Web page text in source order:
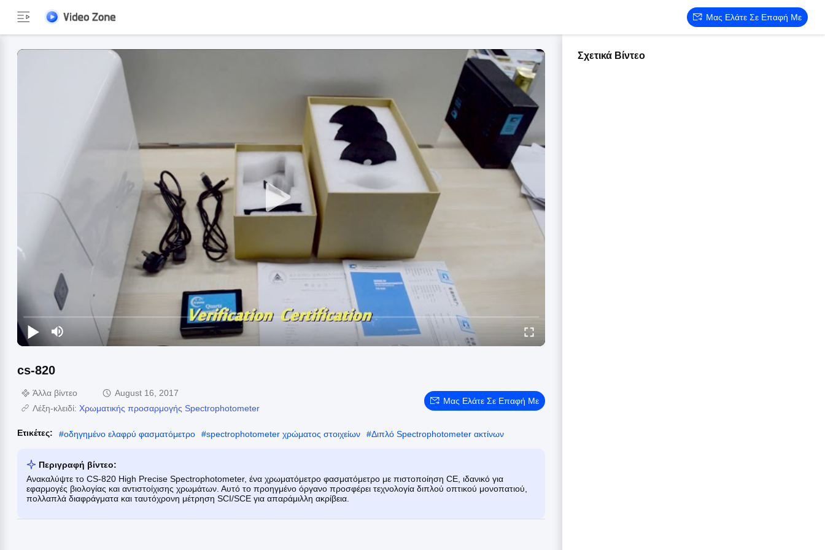
Μας Ελάτε Σε Επαφή Με
cs-820
Άλλα βίντεο
August 16, 2017
Λέξη-κλειδί: Χρωματικής προσαρμογής Spectrophotometer
Μας Ελάτε Σε Επαφή Με
Ετικέτες: #οδηγημένο ελαφρύ φασματόμετρο #spectrophotometer χρώματος στοιχείων #Διπλό Spectrophotometer ακτίνων
Περιγραφή βίντεο:
Ανακαλύψτε το CS-820 High Precise Spectrophotometer, ένα χρωματόμετρο φασματόμετρο με πιστοποίηση CE, ιδανικό για
εφαρμογές βιολογίας και αντιστοίχισης χρωμάτων. Αυτό το προηγμένο όργανο προσφέρει τεχνολογία διπλού οπτικού μονοπατιού,
πολλαπλά διαφράγματα και ταυτόχρονη μέτρηση SCI/SCE για απαράμιλλη ακρίβεια.
Σχετικά Βίντεο